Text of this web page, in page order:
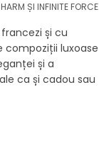
ȘI INFINITE FORCE
și cu
compoziții luxoase
și a
ca și cadou sau
doresc să atragă
și puternic.